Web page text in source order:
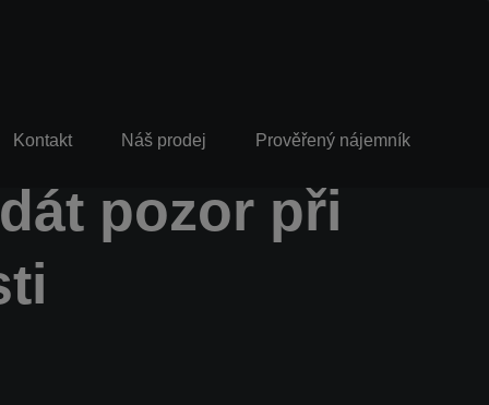
Kontakt Náš prodej Prověřený nájemník
pozor při